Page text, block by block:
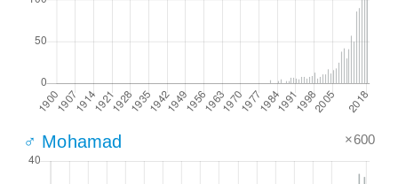
♂ Mohamad ×600